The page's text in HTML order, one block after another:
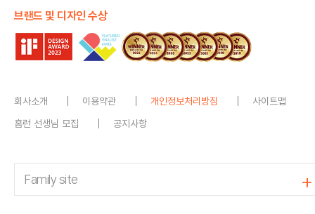
브랜드 및 디자인 수상
회사소개 이용약관 개인정보처리방침
사이트맵
홈런 선생님 모집
공지사항